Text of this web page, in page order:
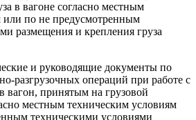
в вагоне согласно местным
или по не предусмотренным
размещения и крепления груза
и руководящие документы по
разгрузочных операций при работе с
вагон, принятым на грузовой
местным техническим условиям
техническими условиями